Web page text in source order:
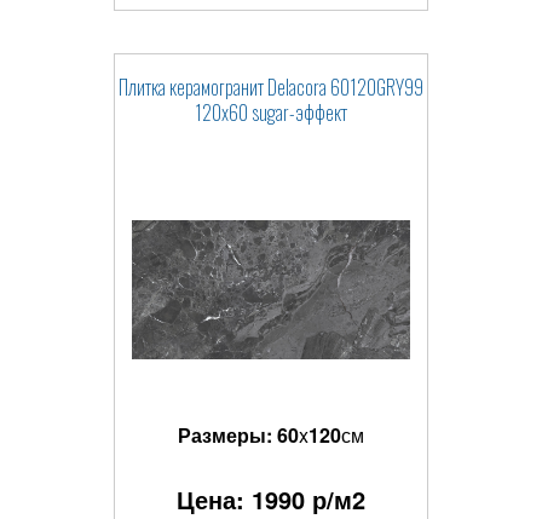
Плитка керамогранит Delacora 60120GRY99
120x60 sugar-эффект
Размеры: 60x120см
Цена: 1990 р/м2